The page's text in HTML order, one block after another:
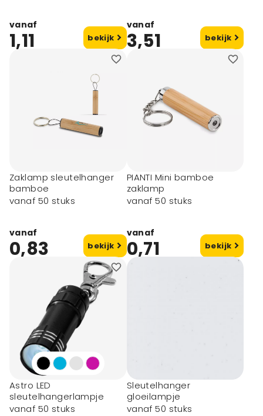
vanaf
1,11 bekijk
vanaf
3,51 bekijk
Zaklamp sleutelhanger
bamboe
vanaf 50 stuks
vanaf
0,83 bekijk
PIANTI Mini bamboe
zaklamp
vanaf 50 stuks
vanaf
0,71 bekijk
Astro LED
sleutelhangerlampje
vanaf 50 stuks
Sleutelhanger
gloeilampje
vanaf 50 stuks